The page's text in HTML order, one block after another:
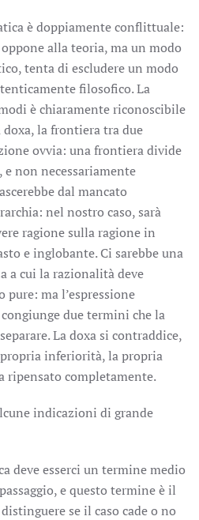
è doppiamente conflittuale:
alla teoria, ma un modo
tenta di escludere un modo
filosofico. La
è chiaramente riconoscibile
la frontiera tra due
ovvia: una frontiera divide
non necessariamente
dal mancato
nel nostro caso, sarà
ragione sulla ragione in
e inglobante. Ci sarebbe una
a cui la razionalità deve
ma l’espressione
congiunge due termini che la
La doxa si contraddice,
inferiorità, la propria
ripensato completamente.
indicazioni di grande
deve esserci un termine medio
e questo termine è il
se il caso cade o no